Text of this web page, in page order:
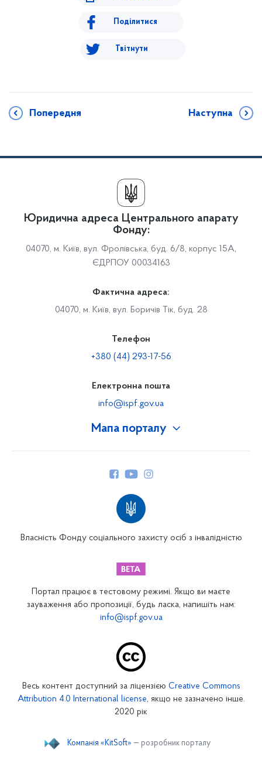
Поділитися
Твітнути
Попередня Наступна
Мапа порталу
Закарпатське відділення
Запорізьке відділення
Кіровоградське відділення
Миколаївське відділення
Юридична адреса Центрального апарату
Фонду:
04070, м. Київ, вул. Фролівська, буд. 6/8, корпус 15А,
ЄДРПОУ 00034163
Фактична адреса:
04070, м. Київ, вул. Боричів Тік, буд. 28
Телефон
+380 (44) 293-17-56
Електронна пошта
info@ispf.gov.ua
Власність Фонду соціального захисту осіб з інвалідністю
Портал працює в тестовому режимі. Якщо ви маєте
зауваження або пропозиції, будь ласка, напишіть нам:
info@ispf.gov.ua
Весь контент доступний за ліцензією Creative Commons
Attribution 4.0 International license, якщо не зазначено інше.
2020 рік
Компанія «KitSoft» — розробник порталу